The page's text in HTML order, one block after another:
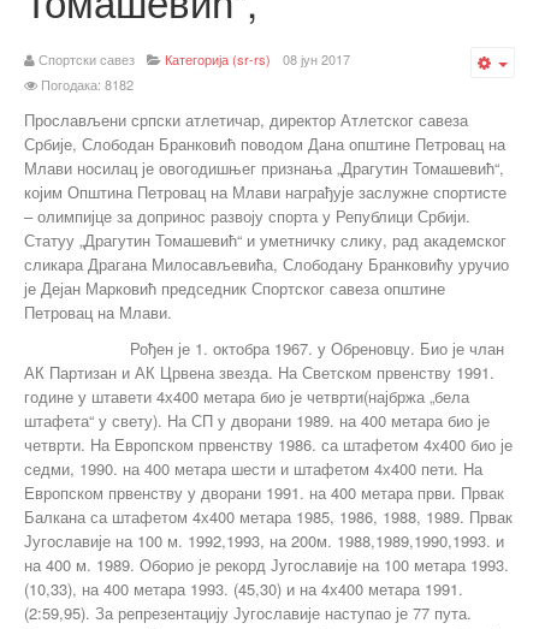
Спортски савез Категорија (sr-rs)
08 јун 2017
Погодака: 8182
Прослављени српски атлетичар, директор Атлетског савеза
Србије, Слободан Бранковић поводом Дана општине Петровац на
Млави носилац је овогодишњег признања „Драгутин Томашевић“,
којим Општина Петровац на Млави награђује заслужне спортисте
– олимпијце за допринос развоју спорта у Републици Србији.
Статуу „Драгутин Томашевић“ и уметничку слику, рад академског
сликара Драгана Милосављевића, Слободану Бранковићу уручио
је Дејан Марковић председник Спортског савеза општине
Петровац на Млави.
Рођен је 1. октобра 1967. у Обреновцу. Био је члан
АК Партизан и АК Црвена звезда. На Светском првенству 1991.
године у штавети 4х400 метара био је четврти(најбржа „бела
штафета“ у свету). На СП у дворани 1989. на 400 метара био је
четврти. На Европском првенству 1986. са штафетом 4х400 био је
седми, 1990. на 400 метара шести и штафетом 4х400 пети. На
Европском првенству у дворани 1991. на 400 метара први. Првак
Балкана са штафетом 4х400 метара 1985, 1986, 1988, 1989. Првак
Југославије на 100 м. 1992,1993, на 200м. 1988,1989,1990,1993. и
на 400 м. 1989. Оборио је рекорд Југославије на 100 метара 1993.
(10,33), на 400 метара 1993. (45,30) и на 4х400 метара 1991.
(2:59,95). За репрезентацију Југославије наступао је 77 пута.